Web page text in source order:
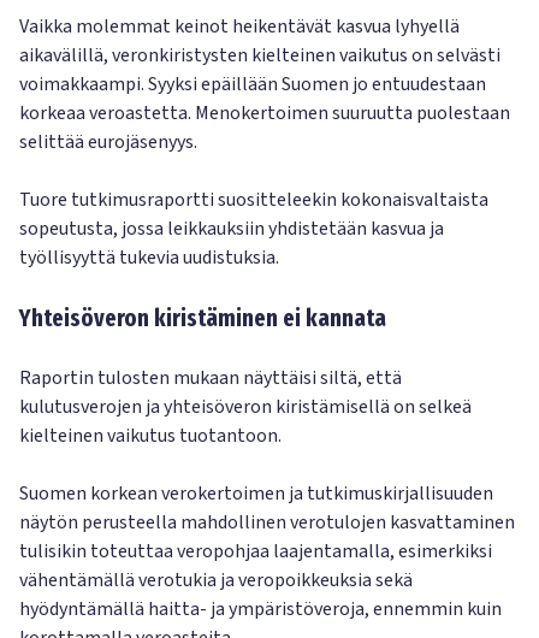
Vaikka molemmat keinot heikentävät kasvua lyhyellä
aikavälillä, veronkiristysten kielteinen vaikutus on selvästi
voimakkaampi. Syyksi epäillään Suomen jo entuudestaan
korkeaa veroastetta. Menokertoimen suuruutta puolestaan
selittää eurojäsenyys.
Tuore tutkimusraportti suositteleekin kokonaisvaltaista
sopeutusta, jossa leikkauksiin yhdistetään kasvua ja
työllisyyttä tukevia uudistuksia.
Yhteisöveron kiristäminen ei kannata
Raportin tulosten mukaan näyttäisi siltä, että
kulutusverojen ja yhteisöveron kiristämisellä on selkeä
kielteinen vaikutus tuotantoon.
Suomen korkean verokertoimen ja tutkimuskirjallisuuden
näytön perusteella mahdollinen verotulojen kasvattaminen
tulisikin toteuttaa veropohjaa laajentamalla, esimerkiksi
vähentämällä verotukia ja veropoikkeuksia sekä
hyödyntämällä haitta- ja ympäristöveroja, ennemmin kuin